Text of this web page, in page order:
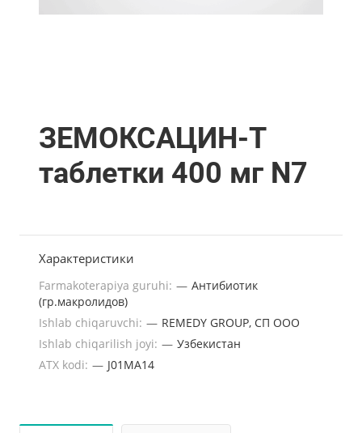
ЗЕМОКСАЦИН-Т
таблетки 400 мг N7
Характеристики
Farmakoterapiya guruhi: — Антибиотик
(гр.макролидов)
Ishlab chiqaruvchi: — REMEDY GROUP, СП ООО
Ishlab chiqarilish joyi: — Узбекистан
ATX kodi: — J01MA14